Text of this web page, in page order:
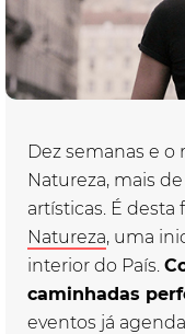
Dez semanas e
Natureza, mais
artísticas. É
Natureza, uma
interior do País.
caminhadas
eventos já